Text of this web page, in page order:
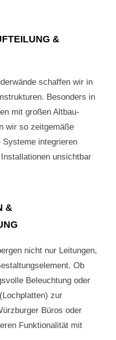
&
schaffen wir in
Besonders in
mit großen Altbau-
wir so zeitgemäße
Systeme integrieren
unsichtbar
&
nicht nur Leitungen,
Ob
Beleuchtung oder
zur
Büros oder
Funktionalität mit